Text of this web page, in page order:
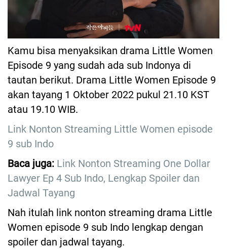
Kamu bisa menyaksikan drama Little Women
Episode 9 yang sudah ada sub Indonya di
tautan berikut. Drama Little Women Episode 9
akan tayang 1 Oktober 2022 pukul 21.10 KST
atau 19.10 WIB.
Link Nonton Streaming Little Women episode
9 sub Indo
Baca juga: Link Nonton Streaming One Dollar
Lawyer Ep 4 Sub Indo, Lengkap Spoiler dan
Jadwal Tayang
Nah itulah link nonton streaming drama Little
Women episode 9 sub Indo lengkap dengan
spoiler dan jadwal tayang.